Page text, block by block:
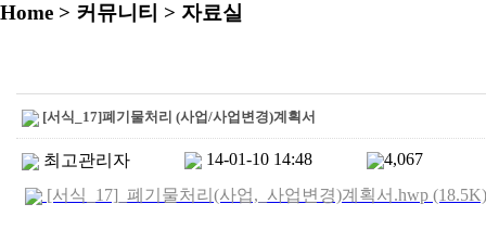
Home > 커뮤니티 > 자료실
[서식_17]폐기물처리 (사업/사업변경)계획서
최고관리자 14-01-10 14:48
4,067
[서식_17]_폐기물처리(사업,_사업변경)계획서.hwp (18.5K)